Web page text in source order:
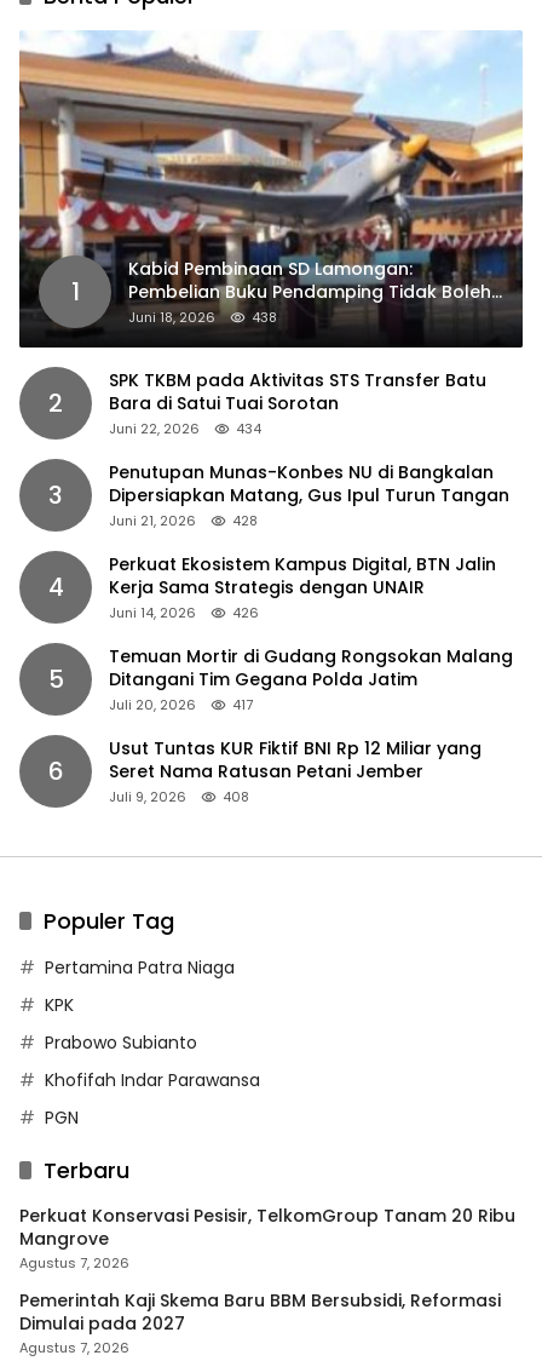
1
Kabid Pembinaan SD Lamongan:
Pembelian Buku Pendamping Tidak Boleh
Dipaksakan
Juni 18, 2026 438
2
SPK TKBM pada Aktivitas STS Transfer Batu
Bara di Satui Tuai Sorotan
Juni 22, 2026 434
3
Penutupan Munas-Konbes NU di Bangkalan
Dipersiapkan Matang, Gus Ipul Turun Tangan
Juni 21, 2026 428
4
Perkuat Ekosistem Kampus Digital, BTN Jalin
Kerja Sama Strategis dengan UNAIR
Juni 14, 2026 426
5
Temuan Mortir di Gudang Rongsokan Malang
Ditangani Tim Gegana Polda Jatim
Juli 20, 2026 417
6
Usut Tuntas KUR Fiktif BNI Rp 12 Miliar yang
Seret Nama Ratusan Petani Jember
Juli 9, 2026 408
Populer Tag
Pertamina Patra Niaga
KPK
Prabowo Subianto
Khofifah Indar Parawansa
PGN
Terbaru
Perkuat Konservasi Pesisir, TelkomGroup Tanam 20 Ribu
Mangrove
Agustus 7, 2026
Pemerintah Kaji Skema Baru BBM Bersubsidi, Reformasi
Dimulai pada 2027
Agustus 7, 2026